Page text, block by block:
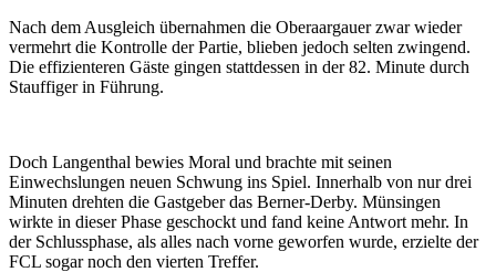
Nach dem Ausgleich übernahmen die Oberaargauer zwar wieder
vermehrt die Kontrolle der Partie, blieben jedoch selten zwingend.
Die effizienteren Gäste gingen stattdessen in der 82. Minute durch
Stauffiger in Führung.
Doch Langenthal bewies Moral und brachte mit seinen
Einwechslungen neuen Schwung ins Spiel. Innerhalb von nur drei
Minuten drehten die Gastgeber das Berner-Derby. Münsingen
wirkte in dieser Phase geschockt und fand keine Antwort mehr. In
der Schlussphase, als alles nach vorne geworfen wurde, erzielte der
FCL sogar noch den vierten Treffer.